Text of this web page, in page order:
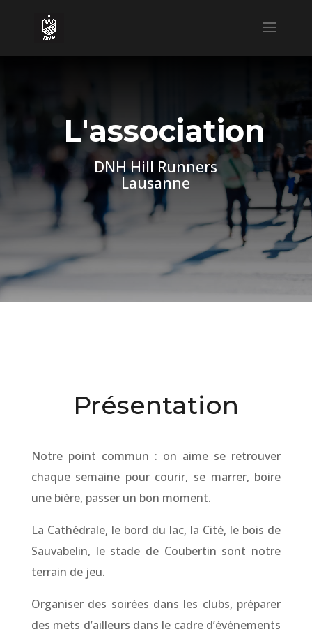
L'association
DNH Hill Runners
Lausanne
Présentation
Notre point commun : on aime se retrouver
chaque semaine pour courir, se marrer, boire
une bière, passer un bon moment.
La Cathédrale, le bord du lac, la Cité, le bois de
Sauvabelin, le stade de Coubertin sont notre
terrain de jeu.
Organiser des soirées dans les clubs, préparer
des mets d’ailleurs dans le cadre d’événements